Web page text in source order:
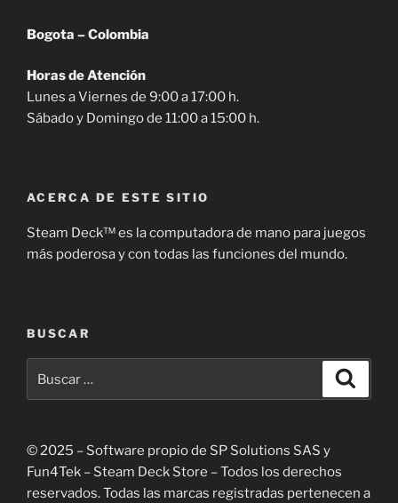
Bogota – Colombia
Horas de Atención
Lunes a Viernes de 9:00 a 17:00 h.
Sábado y Domingo de 11:00 a 15:00 h.
ACERCA DE ESTE SITIO
Steam Deck™ es la computadora de mano para juegos
más poderosa y con todas las funciones del mundo.
BUSCAR
por:
© 2025 – Software propio de SP Solutions SAS y
Fun4Tek – Steam Deck Store – Todos los derechos
reservados. Todas las marcas registradas pertenecen a